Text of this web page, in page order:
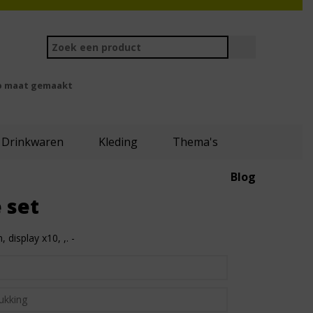
maat gemaakt
Drinkwaren Kleding Thema's
Blog
set
display x10, ,. -